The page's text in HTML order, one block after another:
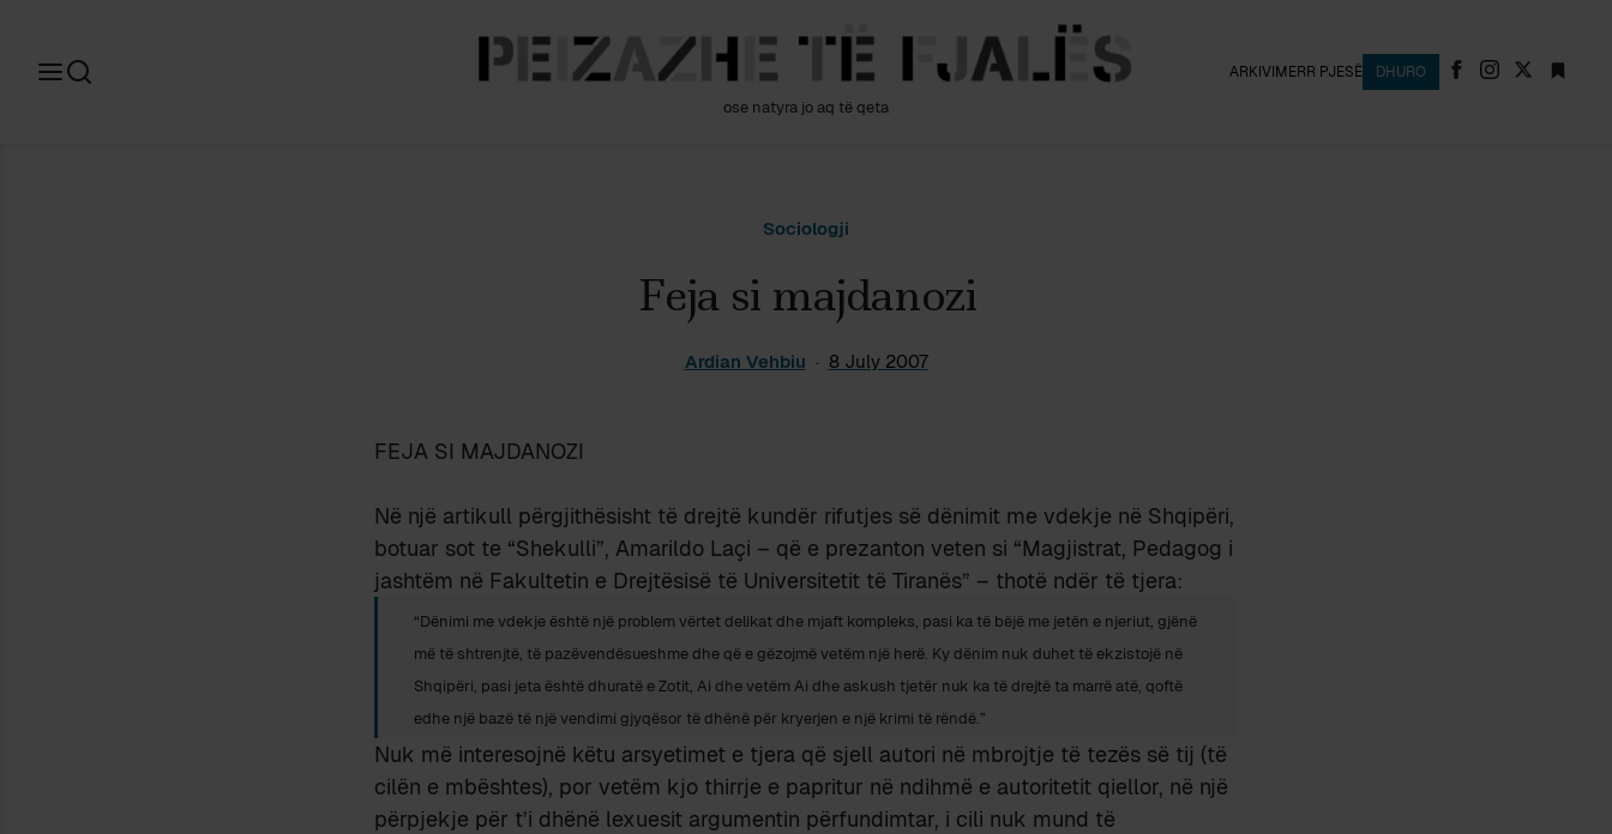
ose natyra jo aq të qeta
ARKIVIMERR PJESË DHURO
Sociologji
Feja si majdanozi
Ardian Vehbiu 8 July 2007
FEJA SI MAJDANOZI
Në një artikull përgjithësisht të drejtë kundër rifutjes së dënimit me vdekje në Shqipëri,
botuar sot te “Shekulli”, Amarildo Laçi – që e prezanton veten si “Magjistrat, Pedagog i
jashtëm në Fakultetin e Drejtësisë të Universitetit të Tiranës” – thotë ndër të tjera:
“Dënimi me vdekje është një problem vërtet delikat dhe mjaft kompleks, pasi ka të bëjë me jetën e njeriut, gjënë
më të shtrenjtë, të pazëvendësueshme dhe që e gëzojmë vetëm një herë. Ky dënim nuk duhet të ekzistojë në
Shqipëri, pasi jeta është dhuratë e Zotit, Ai dhe vetëm Ai dhe askush tjetër nuk ka të drejtë ta marrë atë, qoftë
edhe një bazë të një vendimi gjyqësor të dhënë për kryerjen e një krimi të rëndë.”
Nuk më interesojnë këtu arsyetimet e tjera që sjell autori në mbrojtje të tezës së tij (të
cilën e mbështes), por vetëm kjo thirrje e papritur në ndihmë e autoritetit qiellor, në një
përpjekje për t’i dhënë lexuesit argumentin përfundimtar, i cili nuk mund të